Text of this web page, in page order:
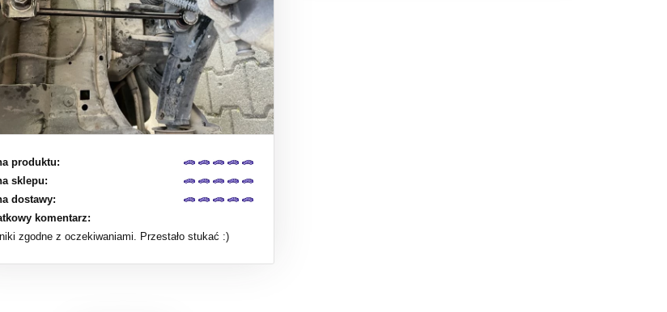
produktu:
sklepu:
dostawy:
komentarz:
zgodne z oczekiwaniami. Przestało stukać :)